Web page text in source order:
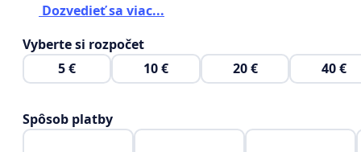
Dozvedieť sa viac...
Vyberte si rozpočet
5 €
10 € 20 € 40 €
Spôsob platby